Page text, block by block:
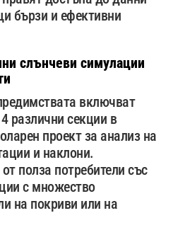
бързи и ефективни
слънчеви симулации
включват
различни секции в
проект за анализ на
и наклони.
полза потребители със
с множество
на покриви или на